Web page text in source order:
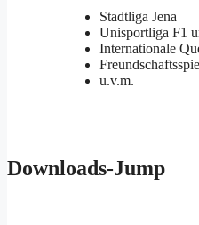
Stadtliga Jena
Unisportliga F1
Internationale
u.v.m.
Downloads-Jump